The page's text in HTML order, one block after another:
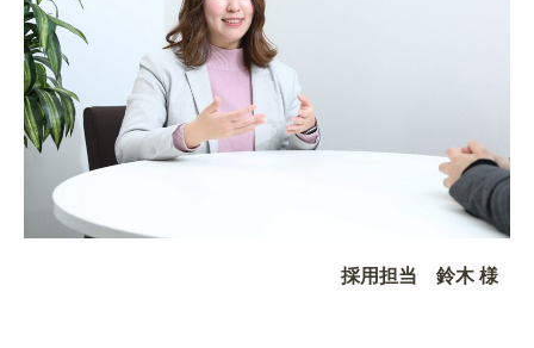
採用担当 鈴木 様